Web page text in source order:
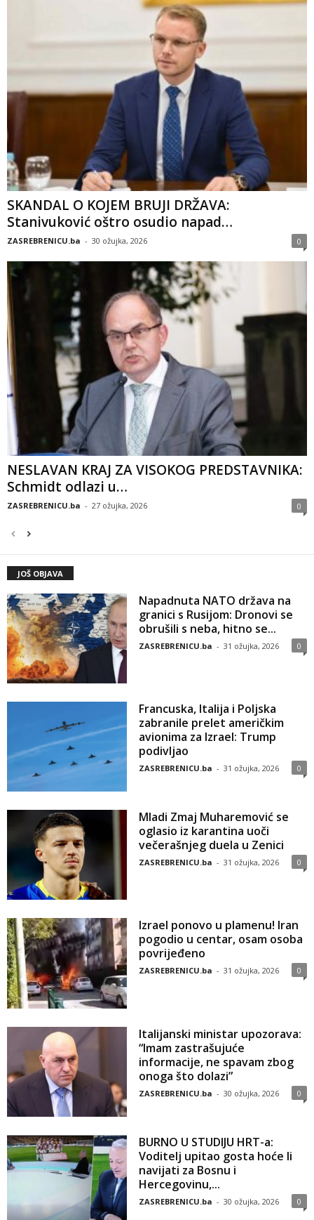
SKANDAL O KOJEM BRUJI DRŽAVA:
Stanivuković oštro osudio napad…
ZASREBRENICU.ba - 30 ožujka, 2026 0
NESLAVAN KRAJ ZA VISOKOG PREDSTAVNIKA:
Schmidt odlazi u…
ZASREBRENICU.ba - 27 ožujka, 2026 0
JOŠ OBJAVA
Napadnuta NATO država na
granici s Rusijom: Dronovi se
obrušili s neba, hitno se...
ZASREBRENICU.ba - 31 ožujka, 2026 0
Francuska, Italija i Poljska
zabranile prelet američkim
avionima za Izrael: Trump
podivljao
ZASREBRENICU.ba - 31 ožujka, 2026 0
Mladi Zmaj Muharemović se
oglasio iz karantina uoči
večerašnjeg duela u Zenici
ZASREBRENICU.ba - 31 ožujka, 2026 0
Izrael ponovo u plamenu! Iran
pogodio u centar, osam osoba
povrijeđeno
ZASREBRENICU.ba - 31 ožujka, 2026 0
Italijanski ministar upozorava:
“Imam zastrašujuće
informacije, ne spavam zbog
onoga što dolazi”
ZASREBRENICU.ba - 30 ožujka, 2026 0
BURNO U STUDIJU HRT-a:
Voditelj upitao gosta hoće li
navijati za Bosnu i
Hercegovinu,...
ZASREBRENICU.ba - 30 ožujka, 2026 0